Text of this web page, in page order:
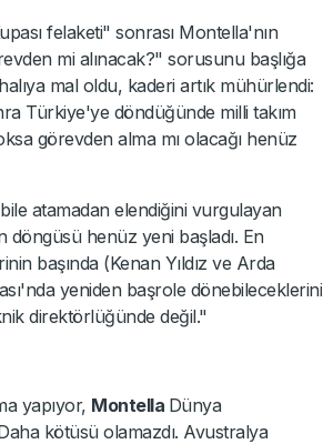
felaketi" sonrası Montella'nın
mi alınacak?" sorusunu başlığa
mal oldu, kaderi artık mühürlendi:
Türkiye'ye döndüğünde milli takım
görevden alma mı olacağı henüz
atamadan elendiğini vurgulayan
henüz yeni başladı. En
başında (Kenan Yıldız ve Arda
yeniden başrole dönebileceklerini
direktörlüğünde değil."
yapıyor, Montella Dünya
kötüsü olamazdı. Avustralya